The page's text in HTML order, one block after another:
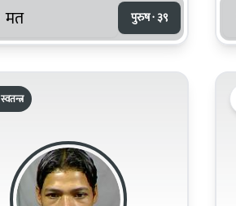
मत पुरुष · ३९
स्वतन्त्र